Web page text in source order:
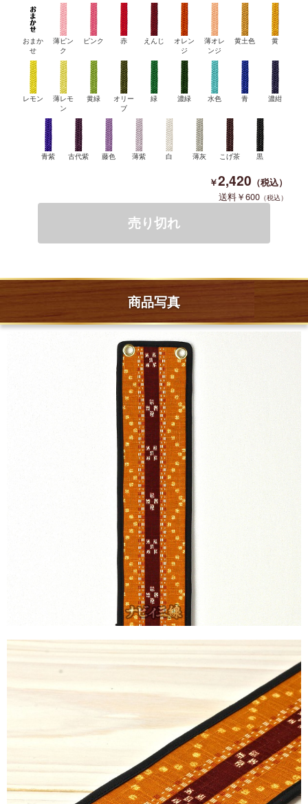
おまか
せ
薄ピン
ク
ピンク 赤 えんじ
オレン
ジ
薄オレ
ンジ
黄土色 黄
レモン
薄レモ
ン
黄緑
オリー
ブ
緑 濃緑 水色 青 濃紺
青紫 古代紫 藤色 薄紫 白 薄灰 こげ茶 黒
2,420
600
商品写真